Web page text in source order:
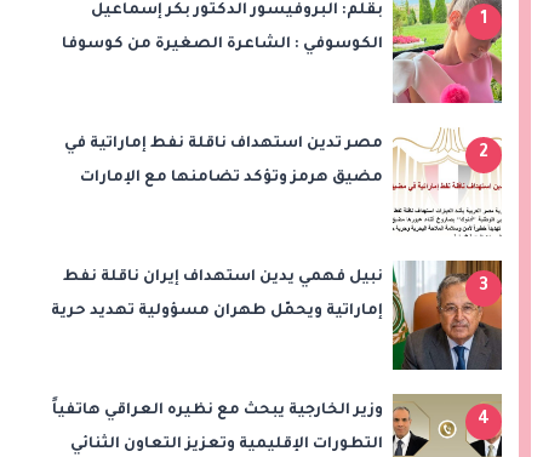
1
بقلم: البروفيسور الدكتور بكر إسماعيل
الكوسوفي : الشاعرة الصغيرة من كوسوفا
2
مصر تدين استهداف ناقلة نفط إماراتية في
مضيق هرمز وتؤكد تضامنها مع الإمارات
3
نبيل فهمي يدين استهداف إيران ناقلة نفط
إماراتية ويحمّل طهران مسؤولية تهديد حرية
4
وزير الخارجية يبحث مع نظيره العراقي هاتفياً
التطورات الإقليمية وتعزيز التعاون الثنائي